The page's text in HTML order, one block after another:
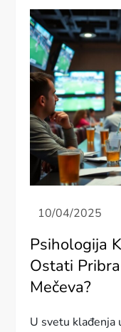
Psihologija
Ostati
Mečeva?
U svetu klađenja